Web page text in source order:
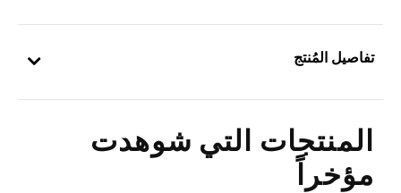
تفاصيل المُنتج
المنتجات التي شوهدت
مؤخراً